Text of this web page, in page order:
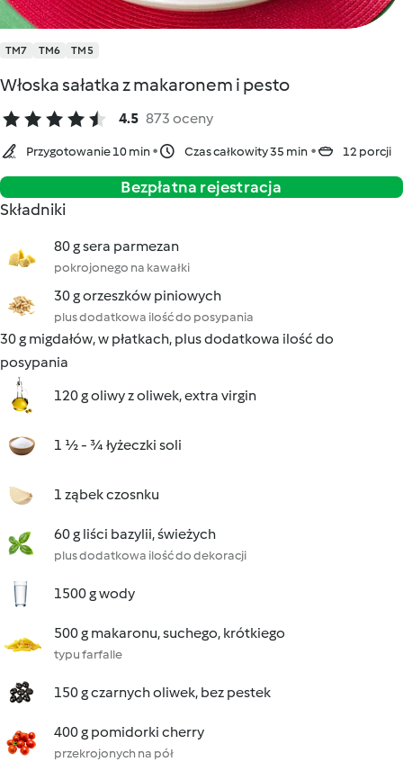
TM7 TM6 TM5
Włoska sałatka z makaronem i pesto
4.5 873 oceny
Przygotowanie 10 min Czas całkowity 35 min 12 porcji
Bezpłatna rejestracja
Składniki
80 g sera parmezan
pokrojonego na kawałki
30 g orzeszków piniowych
plus dodatkowa ilość do posypania
30 g migdałów, w płatkach, plus dodatkowa ilość do
posypania
120 g oliwy z oliwek, extra virgin
1 ½ - ¾ łyżeczki soli
1 ząbek czosnku
60 g liści bazylii, świeżych
plus dodatkowa ilość do dekoracji
1500 g wody
500 g makaronu, suchego, krótkiego
typu farfalle
150 g czarnych oliwek, bez pestek
400 g pomidorki cherry
przekrojonych na pół